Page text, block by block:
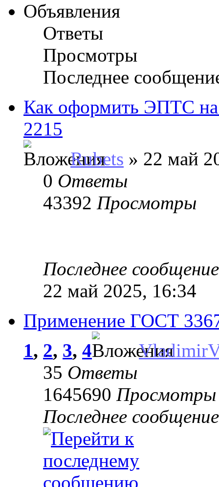
Объявления
Ответы
Просмотры
Последнее
Как оформить ЭПТС
2215
Rubets » 22 май
0 Ответы
43392 Просмотры
Последнее
22 май 2025, 16:34
Применение ГОСТ
1, 2, 3, 4
35 Ответы
1645690 Просмотры
Последнее